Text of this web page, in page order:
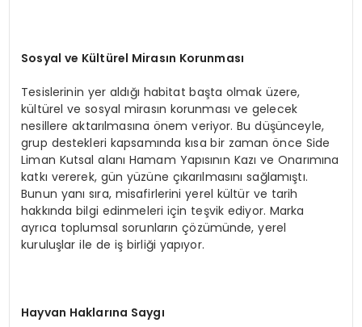
Sosyal ve Kültürel Mirasın Korunması
Tesislerinin yer aldığı habitat başta olmak üzere,
kültürel ve sosyal mirasın korunması ve gelecek
nesillere aktarılmasına önem veriyor. Bu düşünceyle,
grup destekleri kapsamında kısa bir zaman önce Side
Liman Kutsal alanı Hamam Yapısının Kazı ve Onarımına
katkı vererek, gün yüzüne çıkarılmasını sağlamıştı.
Bunun yanı sıra, misafirlerini yerel kültür ve tarih
hakkında bilgi edinmeleri için teşvik ediyor. Marka
ayrıca toplumsal sorunların çözümünde, yerel
kuruluşlar ile de iş birliği yapıyor.
Hayvan Haklarına Saygı